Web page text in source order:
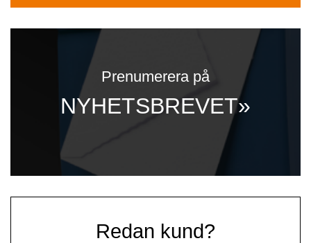
Prenumerera på
NYHETSBREVET»
Redan kund?